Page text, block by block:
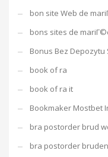
bon site Web de
bons sites de
Bonus Bez Depozytu
book of ra
book of ra it
Bookmaker Mostbet
bra postorder brud
bra postorder